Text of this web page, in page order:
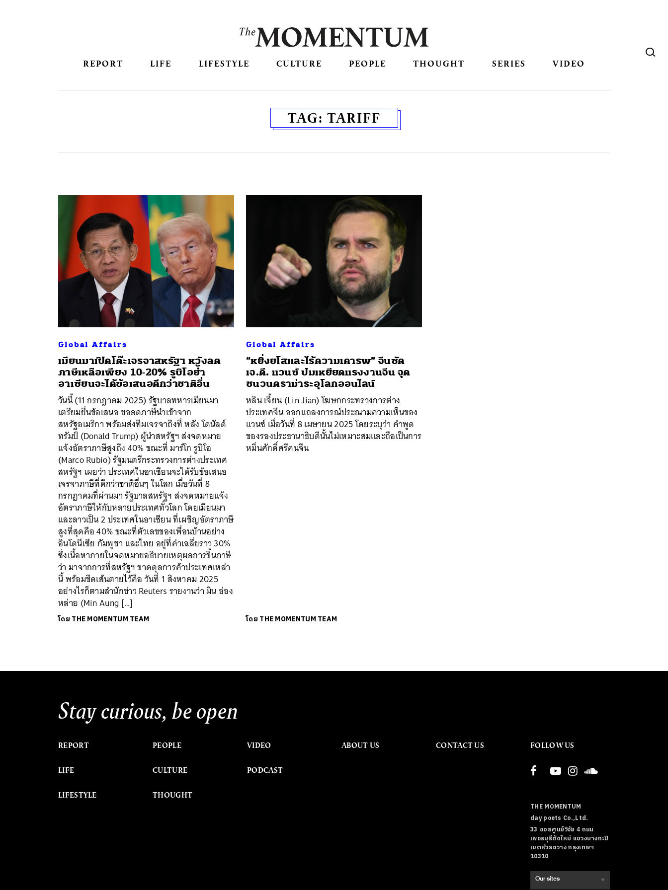
REPORT LIFE LIFESTYLE CULTURE PEOPLE THOUGHT SERIES VIDEO
TAG: TARIFF
Global Affairs
เมียนมาเปิดโต๊ะเจรจาสหรัฐฯ หวังลด
ภาษีเหลือเพียง 10-20% รูบิโอย้ำ
อาเซียนจะได้ข้อเสนอดีกว่าชาติอื่น
วันนี้ (11 กรกฎาคม 2025) รัฐบาลทหารเมียนมา
เตรียมยื่นข้อเสนอ ขอลดภาษีนำเข้าจาก
สหรัฐอเมริกา พร้อมส่งทีมเจรจาถึงที่ หลัง โดนัลด์
ทรัมป์ (Donald Trump) ผู้นำสหรัฐฯ ส่งจดหมาย
แจ้งอัตราภาษีสูงถึง 40% ขณะที่ มาร์โก รูบิโอ
(Marco Rubio) รัฐมนตรีกระทรวงการต่างประเทศ
สหรัฐฯ เผยว่า ประเทศในอาเซียนจะได้รับข้อเสนอ
เจรจาภาษีที่ดีกว่าชาติอื่นๆ ในโลก เมื่อวันที่ 8
กรกฎาคมที่ผ่านมา รัฐบาลสหรัฐฯ ส่งจดหมายแจ้ง
อัตราภาษีให้กับหลายประเทศทั่วโลก โดยเมียนมา
และลาวเป็น 2 ประเทศในอาเซียน ที่เผชิญอัตราภาษี
สูงที่สุดคือ 40% ขณะที่ตัวเลขของเพื่อนบ้านอย่าง
อินโดนีเซีย กัมพูชา และไทย อยู่ที่ค่าเฉลี่ยราว 30%
ซึ่งเนื้อหาภายในจดหมายอธิบายเหตุผลการขึ้นภาษี
ว่า มาจากการที่สหรัฐฯ ขาดดุลการค้าประเทศเหล่า
นี้ พร้อมขีดเส้นตายไว้คือ วันที่ 1 สิงหาคม 2025
อย่างไรก็ตามสำนักข่าว Reuters รายงานว่า มิน อ่อง
หล่าย (Min Aung […]
โดย THE MOMENTUM TEAM
Global Affairs
“หยิ่งยโสและไร้ความเคารพ” จีนซัด
เจ.ดี. แวนซ์ ปมเหยียดแรงงานจีน จุด
ชนวนดราม่าระอุโลกออนไลน์
หลิน เจี้ยน (Lin Jian) โฆษกกระทรวงการต่าง
ประเทศจีน ออกแถลงการณ์ประณามความเห็นของ
แวนซ์ เมื่อวันที่ 8 เมษายน 2025 โดยระบุว่า คำพูด
ของรองประธานาธิบดีนั้นไม่เหมาะสมและถือเป็นการ
หมิ่นศักดิ์ศรีคนจีน
โดย THE MOMENTUM TEAM
Stay curious, be open
REPORT
LIFE
LIFESTYLE
PEOPLE
CULTURE
THOUGHT
VIDEO
PODCAST
ABOUT US CONTACT US FOLLOW US
THE MOMENTUM
day poets Co.,Ltd.
33 ซอยศูนย์วิจัย 4 ถนน
เพชรบุรีตัดใหม่ แขวงบางกะปิ
เขตห้วยขวาง กรุงเทพฯ
10310